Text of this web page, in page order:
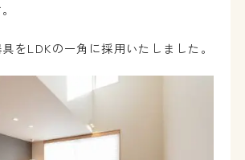
をLDKの一角に採用いたしました。